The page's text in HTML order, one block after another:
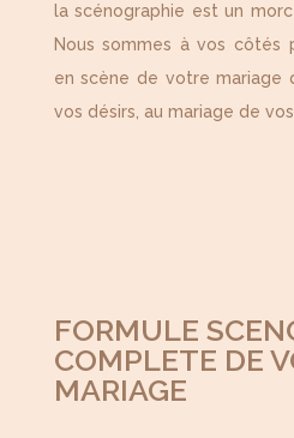
la scénographie est un
Nous sommes à vos côtés
en scène de votre mariage
vos désirs, au mariage de vos
FORMULE
COMPLETE DE
MARIAGE